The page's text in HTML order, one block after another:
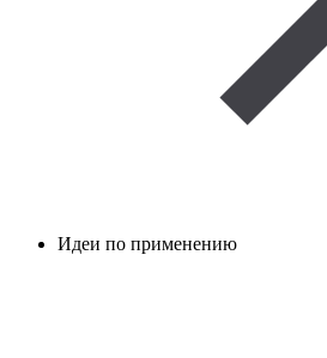
Идеи по применению